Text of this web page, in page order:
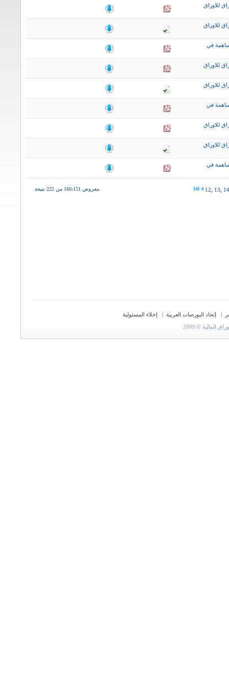
للاوراق
للاوراق
في
للاوراق
للاوراق
في
للاوراق
للاوراق
في
معروض 151-160 من 222 نتيجة 12 13 14
| إتحاد البورصات العربية |
إخلاء المسئولية
© 2009